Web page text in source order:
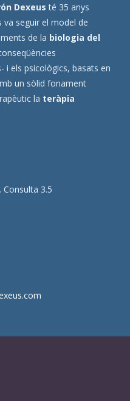
Dexeus té 35 anys
va seguir el model de
de la biologia del
i els psicològics, basats en
un sòlid fonament
la teràpia
Consulta 3.5